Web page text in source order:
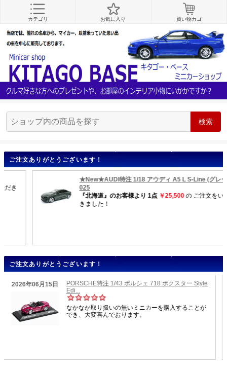
カテゴリ お気に入り 買い物カゴ
ご注文ありがとうございます！
ご注文ありがとうございます！